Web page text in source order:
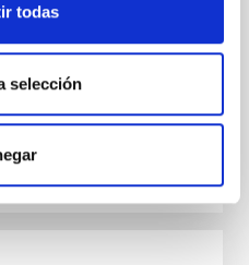
todas
selección
de Astrofísica de...